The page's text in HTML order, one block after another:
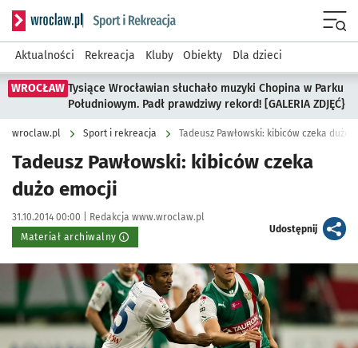
Serwis informacyjny wroclaw.pl podserwis: Sport i rekreacja
Aktualności Rekreacja Kluby Obiekty Dla dzieci
WROCŁAW Tysiące Wrocławian słuchało muzyki Chopina w Parku
Południowym. Padł prawdziwy rekord! [GALERIA ZDJĘĆ}
wroclaw.pl Sport i rekreacja Tadeusz Pawłowski: kibiców czeka dużo
Tadeusz Pawłowski: kibiców czeka
dużo emocji
Data publikacji:
31.10.2014 00:00 | Autor:
Redakcja www.wroclaw.pl
Materiał archiwalny
Udostępnijartykuł
Kliknij, aby powiększyć